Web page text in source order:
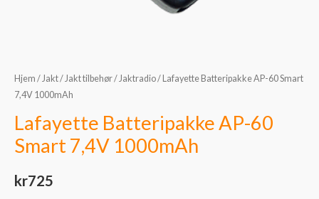
Hjem / Jakt/ Jakt tilbehør/ Jaktradio/ Lafayette Batteripakke AP-60 Smart
7,4V 1000mAh
Lafayette Batteripakke AP-60
Smart 7,4V 1000mAh
kr725